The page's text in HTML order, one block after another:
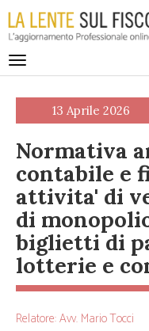
Toggle navigation
13 Aprile 2026
normativa amministrativa,
contabile e
attivita' di
di
biglietti di
lotterie e
Relatore: Avv. Mario Tocci